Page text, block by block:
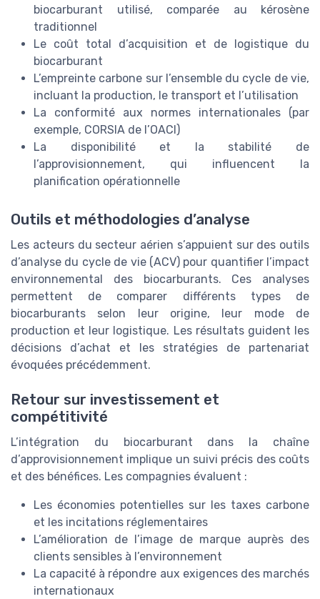
biocarburant utilisé, comparée au kérosène
traditionnel
Le coût total d’acquisition et de logistique du
biocarburant
L’empreinte carbone sur l’ensemble du cycle de vie,
incluant la production, le transport et l’utilisation
La conformité aux normes internationales (par
exemple, CORSIA de l’OACI)
La disponibilité et la stabilité de
l’approvisionnement, qui influencent la
planification opérationnelle
Outils et méthodologies d’analyse
Les acteurs du secteur aérien s’appuient sur des outils
d’analyse du cycle de vie (ACV) pour quantifier l’impact
environnemental des biocarburants. Ces analyses
permettent de comparer différents types de
biocarburants selon leur origine, leur mode de
production et leur logistique. Les résultats guident les
décisions d’achat et les stratégies de partenariat
évoquées précédemment.
Retour sur investissement et
compétitivité
L’intégration du biocarburant dans la chaîne
d’approvisionnement implique un suivi précis des coûts
et des bénéfices. Les compagnies évaluent :
Les économies potentielles sur les taxes carbone
et les incitations réglementaires
L’amélioration de l’image de marque auprès des
clients sensibles à l’environnement
La capacité à répondre aux exigences des marchés
internationaux